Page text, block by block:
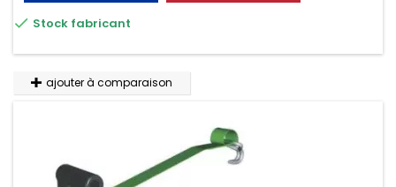
 Stock fabricant
ajouter à comparaison